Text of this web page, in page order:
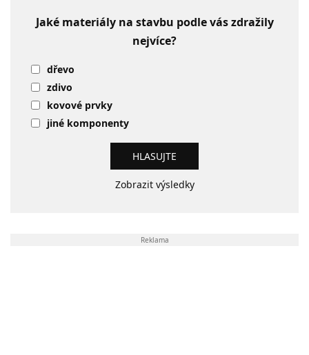
Jaké materiály na stavbu podle vás zdražily
nejvíce?
dřevo
zdivo
kovové prvky
jiné komponenty
Zobrazit výsledky
Reklama